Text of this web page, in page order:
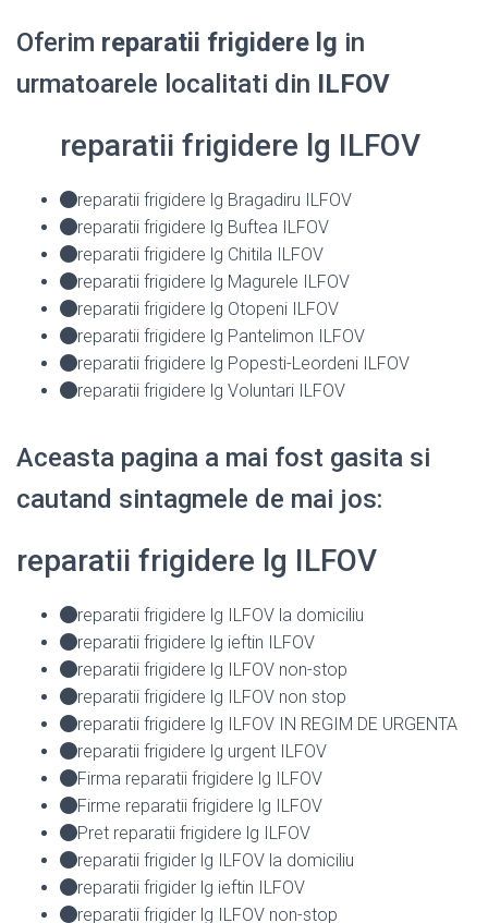
Oferim reparatii frigidere lg in
urmatoarele localitati din ILFOV
reparatii frigidere lg ILFOV
reparatii frigidere lg Bragadiru ILFOV
reparatii frigidere lg Buftea ILFOV
reparatii frigidere lg Chitila ILFOV
reparatii frigidere lg Magurele ILFOV
reparatii frigidere lg Otopeni ILFOV
reparatii frigidere lg Pantelimon ILFOV
reparatii frigidere lg Popesti-Leordeni ILFOV
reparatii frigidere lg Voluntari ILFOV
Aceasta pagina a mai fost gasita si
cautand sintagmele de mai jos:
reparatii frigidere lg ILFOV
reparatii frigidere lg ILFOV la domiciliu
reparatii frigidere lg ieftin ILFOV
reparatii frigidere lg ILFOV non-stop
reparatii frigidere lg ILFOV non stop
reparatii frigidere lg ILFOV IN REGIM DE URGENTA
reparatii frigidere lg urgent ILFOV
Firma reparatii frigidere lg ILFOV
Firme reparatii frigidere lg ILFOV
Pret reparatii frigidere lg ILFOV
reparatii frigider lg ILFOV la domiciliu
reparatii frigider lg ieftin ILFOV
reparatii frigider lg ILFOV non-stop